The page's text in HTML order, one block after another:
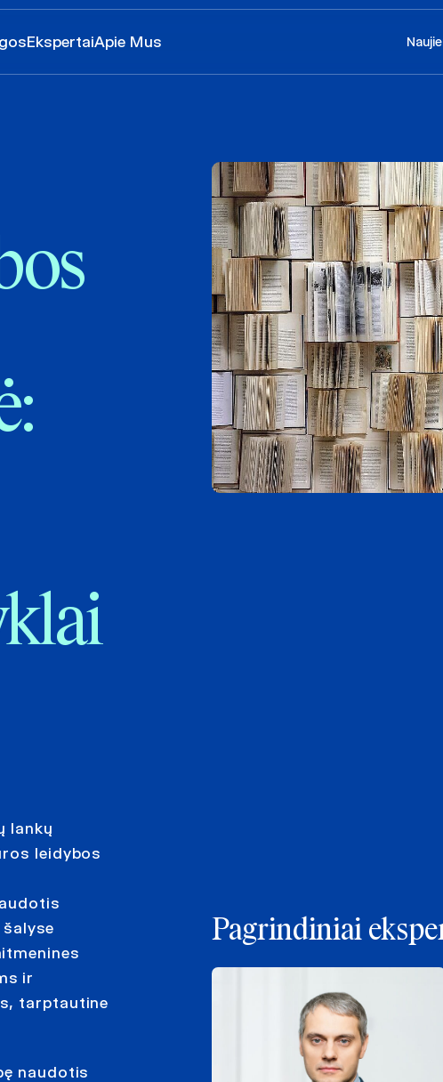
EkspertaiApie Mus
lankų
leidybos
ir
tarptautine
naudotis
Pagrindiniai